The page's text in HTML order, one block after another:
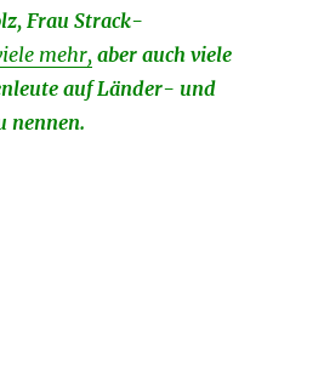
Frau Strack-
mehr, aber auch viele
auf Länder- und
nennen.